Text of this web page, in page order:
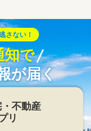
さない！
知で
が届く
不動産
リ